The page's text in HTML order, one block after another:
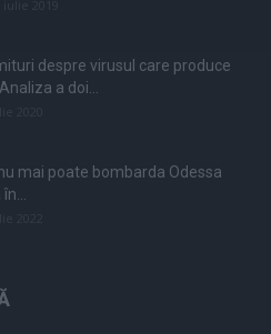
despre virusul care produce
a doi...
mai poate bombarda Odessa